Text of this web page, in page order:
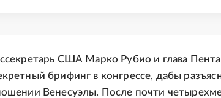
США Марко Рубио и глава
брифинг в конгрессе, дабы
Венесуэлы. После почти